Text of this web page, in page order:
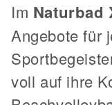
Im Naturbad
Angebote für
voll auf ihre